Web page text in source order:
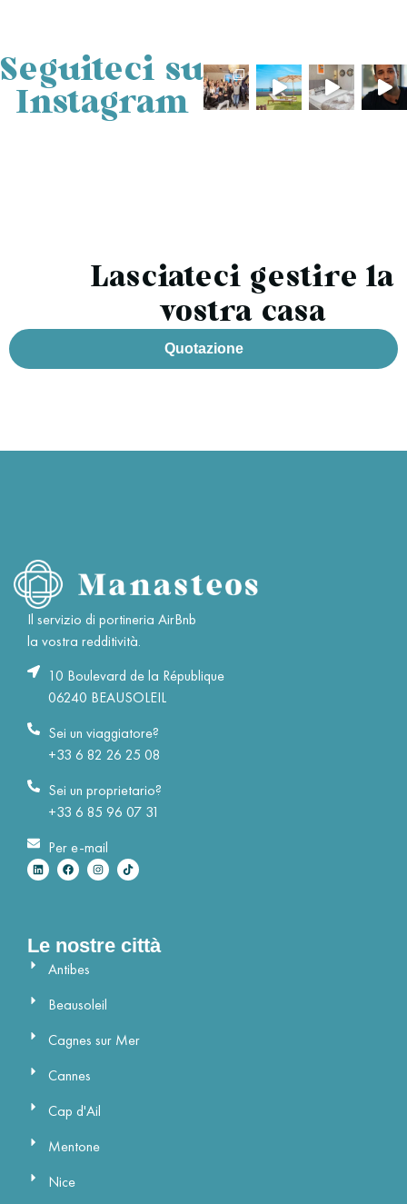
Seguiteci su
Instagram
Lasciateci gestire la
vostra casa
Quotazione
Il servizio di portineria AirBnb
la vostra redditività.
10 Boulevard de la République
06240 BEAUSOLEIL
Sei un viaggiatore?
+33 6 82 26 25 08
Sei un proprietario?
+33 6 85 96 07 31
Per e-mail
Le nostre città
Antibes
Beausoleil
Cagnes sur Mer
Cannes
Cap d'Ail
Mentone
Nice